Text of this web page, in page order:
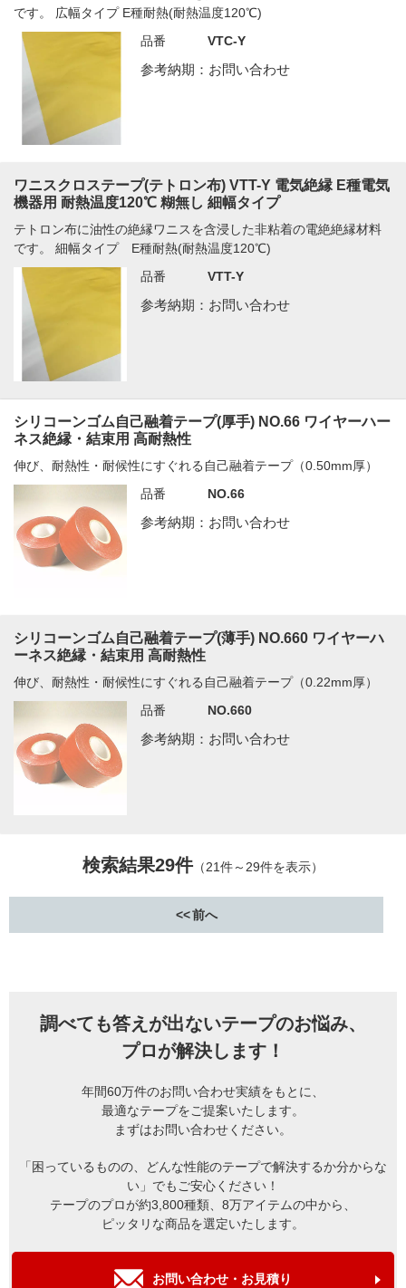
です。 広幅タイプ E種耐熱(耐熱温度120℃)
品番
VTC-Y
参考納期：お問い合わせ
ワニスクロステープ(テトロン布) VTT-Y 電気絶縁 E種電気
機器用 耐熱温度120℃ 糊無し 細幅タイプ
テトロン布に油性の絶縁ワニスを含浸した非粘着の電絶絶縁材料
です。 細幅タイプ E種耐熱(耐熱温度120℃)
品番
VTT-Y
参考納期：お問い合わせ
シリコーンゴム自己融着テープ(厚手) NO.66 ワイヤーハー
ネス絶縁・結束用 高耐熱性
伸び、耐熱性・耐候性にすぐれる自己融着テープ（0.50mm厚）
品番
NO.66
参考納期：お問い合わせ
シリコーンゴム自己融着テープ(薄手) NO.660 ワイヤーハ
ーネス絶縁・結束用 高耐熱性
伸び、耐熱性・耐候性にすぐれる自己融着テープ（0.22mm厚）
品番
NO.660
参考納期：お問い合わせ
検索結果29件（21件～29件を表示）
前へ
調べても答えが出ないテープのお悩み、
プロが解決します！
年間60万件のお問い合わせ実績をもとに、
最適なテープをご提案いたします。
まずはお問い合わせください。
「困っているものの、どんな性能のテープで解決するか分からな
い」でもご安心ください！
テープのプロが約3,800種類、8万アイテムの中から、
ピッタリな商品を選定いたします。
お問い合わせ・お見積り